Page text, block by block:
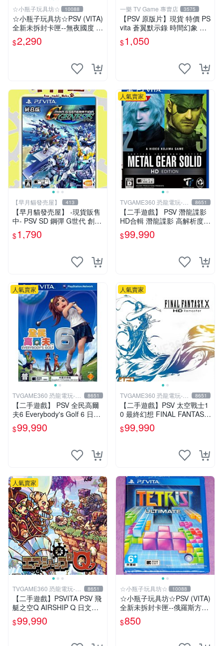
☆小瓶子玩具坊☆ 10088
☆小瓶子玩具坊☆PSV (VITA)
全新未拆封卡匣--無夜國度 珍
藏盒版 / 限定版 (日版)
$2,290
一樂 TV Game 專賣店 3575
【PSV 原版片】現貨 特價 PS
vita 蒼翼默示錄 時間幻象 BB
CP 中文版 支援 VITA TV【一
樂電玩】
$1,050
【早月貓發売屋】 413
【早月貓發売屋】 -現貨販售
中- PSV SD 鋼彈 G世代 創世
純日版 日文版
$1,790
人氣賣家
TVGAME360 恐龍電玩-台
中店
8651
【二手遊戲】 PSV 潛龍諜影
HD合輯 潛龍諜影 高解析度版
(MGS 2+3 HD) 日文版 【台
中恐龍電玩】
$99,990
人氣賣家
TVGAME360 恐龍電玩-台
中店
8651
【二手遊戲】 PSV 全民高爾
夫6 Everybody's Golf 6 日文
版 【台中恐龍電玩】
$99,990
人氣賣家
TVGAME360 恐龍電玩-台
中店
8651
【二手遊戲】PSV 太空戰士1
0 最終幻想 FINAL FANTASY
10 X FF HD 中文版【台中恐
龍電玩】
$99,990
人氣賣家
TVGAME360 恐龍電玩-台
中店
8651
【二手遊戲】PSVITA PSV 飛
艇之空Q AIRSHIP Q 日文版
裸裝【台中恐龍電玩】
$99,990
☆小瓶子玩具坊☆ 10088
☆小瓶子玩具坊☆PSV (VITA)
全新未拆封卡匣--俄羅斯方塊
終極版
$850